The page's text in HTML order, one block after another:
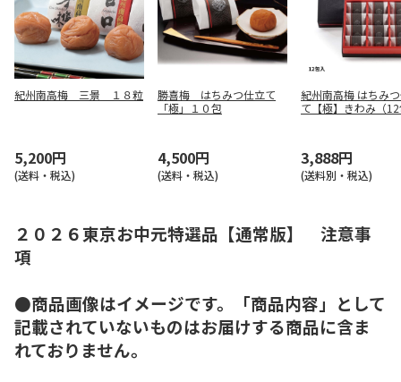
紀州南高梅 三景 １８粒
5,200円
(送料・税込)
勝喜梅 はちみつ仕立て
「極」１０包
4,500円
(送料・税込)
紀州南高梅 はちみ
て【極】きわみ（
3,888円
(送料別・税込)
２０２６東京お中元特選品【通常版】 注意事
項
●商品画像はイメージです。「商品内容」として
記載されていないものはお届けする商品に含ま
れておりません。